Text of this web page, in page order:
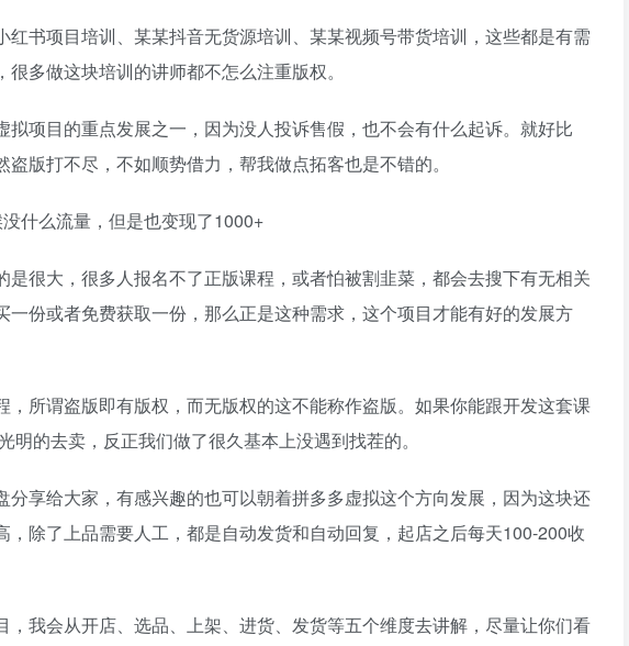
书项目培训、某某抖音无货源培训、某某视频号带货培训，这些都是有需
多做这块培训的讲师都不怎么注重版权。
拟项目的重点发展之一，因为没人投诉售假，也不会有什么起诉。就好比
版打不尽，不如顺势借力，帮我做点拓客也是不错的。
什么流量，但是也变现了1000+
很大，很多人报名不了正版课程，或者怕被割韭菜，都会去搜下有无相关
一份或者免费获取一份，那么正是这种需求，这个项目才能有好的发展方
，所谓盗版即有版权，而无版权的这不能称作盗版。如果你能跟开发这套课
的去卖，反正我们做了很久基本上没遇到找茬的。
分享给大家，有感兴趣的也可以朝着拼多多虚拟这个方向发展，因为这块还
，除了上品需要人工，都是自动发货和自动回复，起店之后每天100-200收
，我会从开店、选品、上架、进货、发货等五个维度去讲解，尽量让你们看